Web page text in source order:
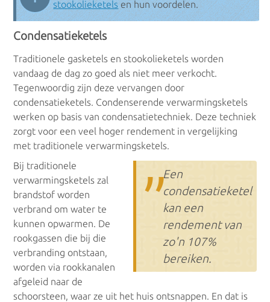
stookolieketelsen hun voordelen.
Condensatieketels
Traditionele gasketels en stookolieketels worden
vandaag de dag zo goed als niet meer verkocht.
Tegenwoordig zijn deze vervangen door
condensatieketels. Condenserende verwarmingsketels
werken op basis van condensatietechniek. Deze techniek
zorgt voor een veel hoger rendement in vergelijking
met traditionele verwarmingsketels.
”Een
condensatieketel
kan een
rendement van
zo'n 107%
bereiken.
Bij traditionele
verwarmingsketels zal
brandstof worden
verbrand om water te
kunnen opwarmen. De
rookgassen die bij die
verbranding ontstaan,
worden via rookkanalen
afgeleid naar de
schoorsteen, waar ze uit het huis ontsnappen. En dat is